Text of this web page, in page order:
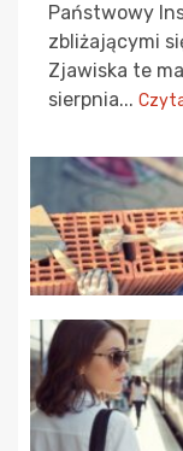
Państwowy
zbliżającymi
Zjawiska te
sierpnia...